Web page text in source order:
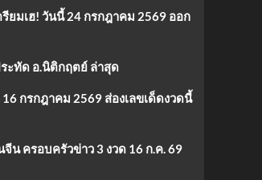
ยมเฮ! วันนี้ 24 กรกฎาคม 2569 ออก
ะทัด อ.นิติกฤตย์ ล่าสุด
กรกฎาคม 2569 ส่องเลขเด็ดงวดนี้
น ครอบครัวข่าว 3 งวด 16 ก.ค. 69